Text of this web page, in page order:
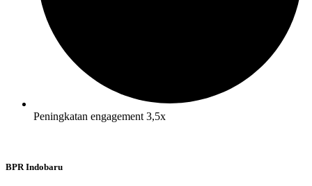
Peningkatan engagement 3,5x
BPR Indobaru